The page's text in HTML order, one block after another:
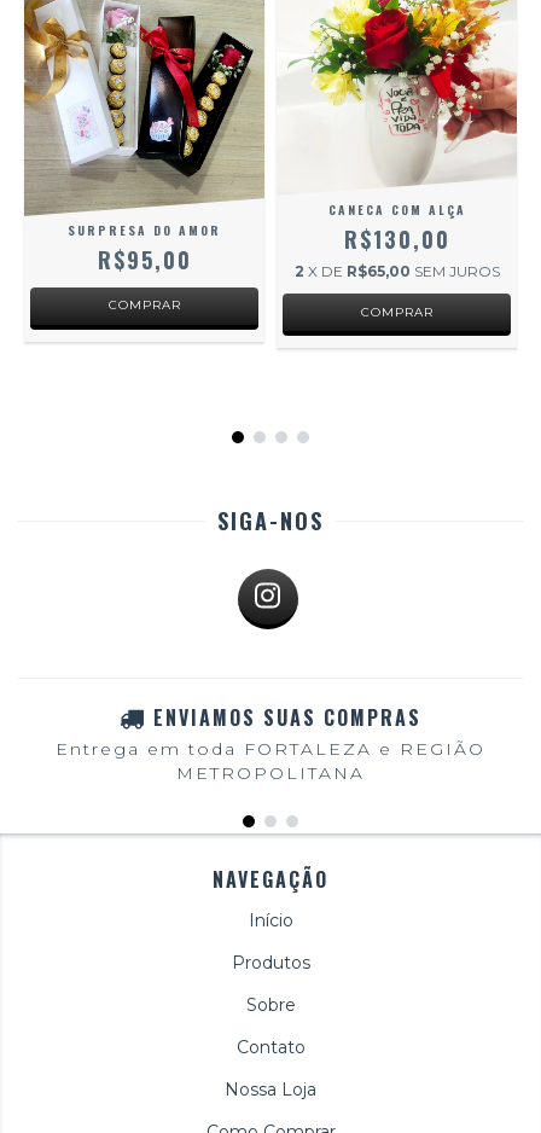
SURPRESA DO AMOR
R$95,00
CANECA COM ALÇA
R$130,00
2 X DE R$65,00 SEM JUROS
SIGA-NOS
ENVIAMOS SUAS COMPRAS
Entrega em toda FORTALEZA e REGIÃO
METROPOLITANA
NAVEGAÇÃO
Início
Produtos
Sobre
Contato
Nossa Loja